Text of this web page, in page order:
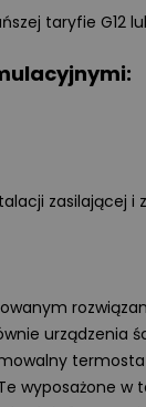
taryfie G12
zasilającej i
urządzenia
wyposażone w